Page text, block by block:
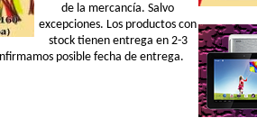
de la mercancía. Salvo
excepciones. Los productos con
stock tienen entrega en 2-3
posible fecha de entrega.